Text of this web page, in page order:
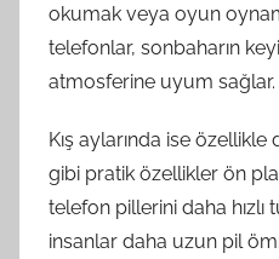
okumak veya oyun
telefonlar, sonbaharın
atmosferine uyum sağlar.
Kış aylarında ise özellikle
gibi pratik özellikler ön
telefon pillerini daha
insanlar daha uzun pil